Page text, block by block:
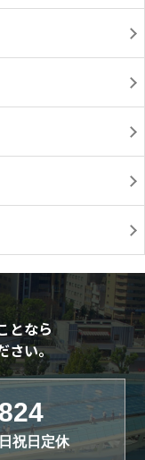
となら
さい。
祝日定休